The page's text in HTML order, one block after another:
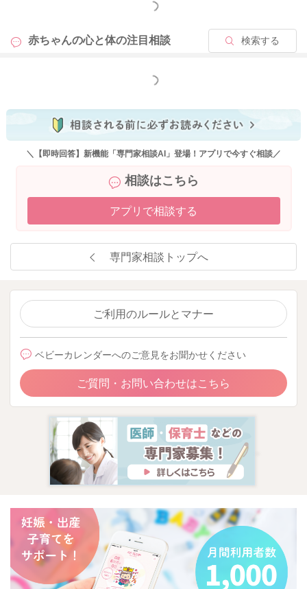
もっと見る
赤ちゃんの心と体の注目相談 検索する
もっと見る
＼【即時回答】新機能「専門家相談AI」登場！アプリで今すぐ相談／
相談はこちら
アプリで相談する
専門家相談トップへ
ご利用のルールとマナー
ベビーカレンダーへのご意見をお聞かせください
ご質問・お問い合わせはこちら